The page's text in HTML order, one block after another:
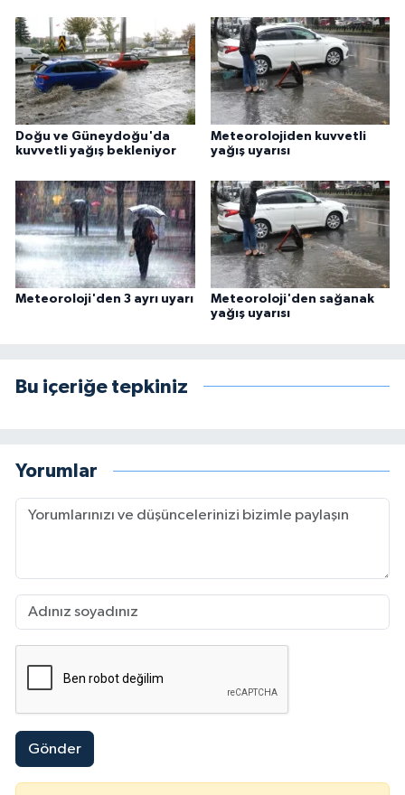
Doğu ve Güneydoğu'da
kuvvetli yağış bekleniyor
Meteorolojiden kuvvetli
yağış uyarısı
Meteoroloji'den 3 ayrı uyarı
Meteoroloji'den sağanak
yağış uyarısı
Bu içeriğe tepkiniz
Yorumlar
Gönder